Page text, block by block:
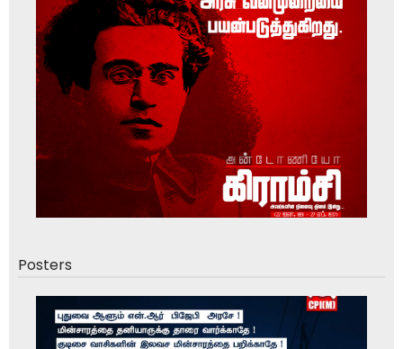
Posters